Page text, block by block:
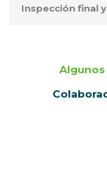
Inspección final